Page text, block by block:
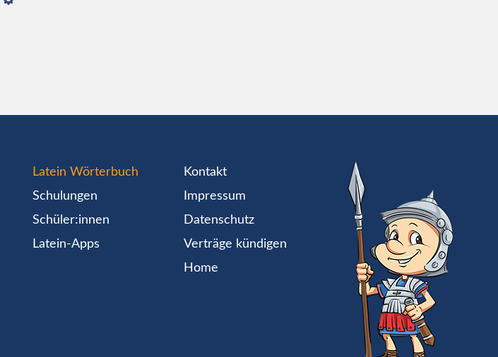
Latein Wörterbuch
Schulungen
Schüler:innen
Latein-Apps
Kontakt
Impressum
Datenschutz
Verträge kündigen
Home